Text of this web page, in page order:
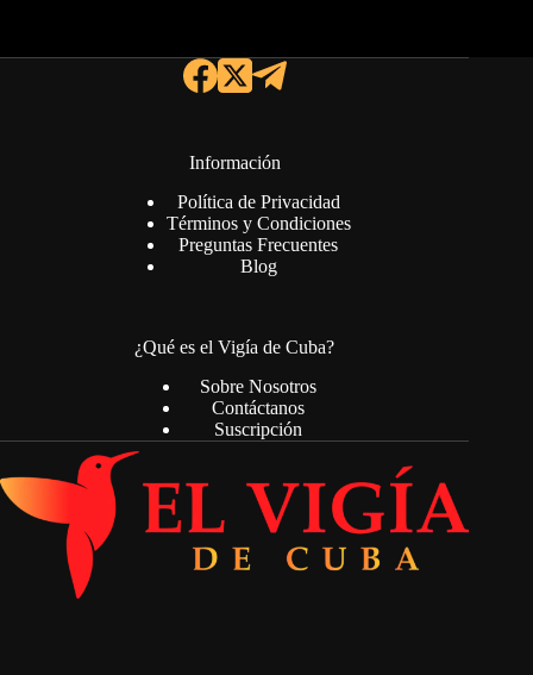
Información
Política de Privacidad
Términos y Condiciones
Preguntas Frecuentes
Blog
¿Qué es el Vigía de Cuba?
Sobre Nosotros
Contáctanos
Suscripción